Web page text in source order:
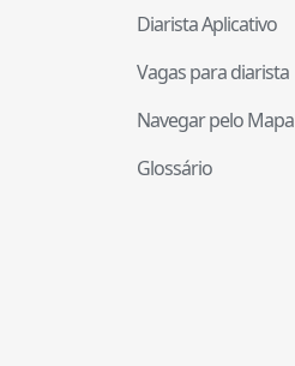
Diarista Aplicativo
Vagas para diarista
Navegar pelo Mapa
Glossário